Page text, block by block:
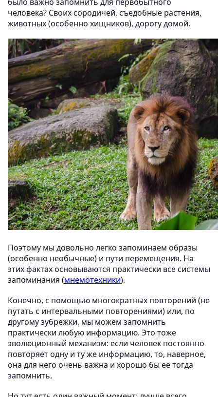
человека? Своих сородичей, съедобные растения,
животных (особенно хищников), дорогу домой.
Поэтому мы довольно легко запоминаем образы
(особенно необычные) и пути перемещения. На
этих фактах основываются практически все системы
запоминания (мнемотехники).
Конечно, с помощью многократных повторений (не
путать с интервальными повторениями) или, по
другому зубрежки, мы можем запомнить
практически любую информацию. Это тоже
эволюционный механизм: если человек постоянно
повторяет одну и ту же информацию, то, наверное,
она для него очень важна и хорошо бы ее тогда
запомнить.